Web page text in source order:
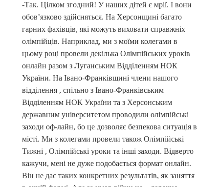
-Так. Цілком згодний! У наших дітей є мрії. І вони
обов’язково здійсняться. На Херсонщині багато
гарних фахівців, які можуть виховати справжніх
олімпійців. Наприклад, ми з моїми колегами в
цьому році провели декілька Олімпійських уроків
онлайн разом з Луганським Відділенням НОК
України. На Івано-Франківщині члени нашого
відділення , спільно з Івано-Франківським
Відділенням НОК України та з Херсонським
державним університетом проводили олімпійські
заходи оф-лайн, бо це дозволяє безпекова ситуація в
місті. Ми з колегами провели також Олімпійські
Тижні , Олімпійські уроки та інші заходи. Відверто
кажучи, мені не дуже подобається формат онлайн.
Він не дає таких конкретних результатів, як заняття